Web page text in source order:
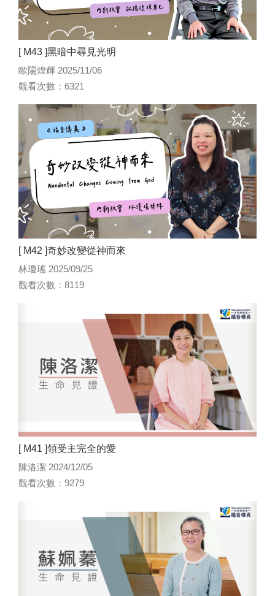
[ M43 ]黑暗中尋見光明
歐陽煌輝 2025/11/06
觀看次數：6321
[ M42 ]奇妙改變從神而來
林瓊瑤 2025/09/25
觀看次數：8119
[ M41 ]領受主完全的愛
陳洛潔 2024/12/05
觀看次數：9279